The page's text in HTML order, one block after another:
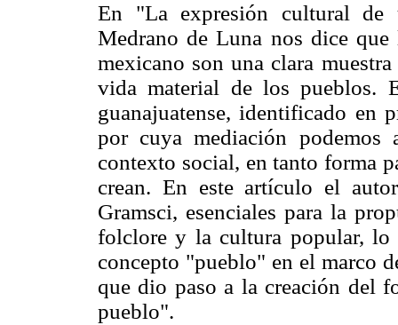
En "La expresión cultural de
Medrano de Luna nos dice que
mexicano son una clara
vida material de los pueblos.
guanajuatense, identificado en
por cuya mediación
contexto social, en tanto forma
crean. En este artículo el
Gramsci, esenciales para la
folclore y la cultura popular, lo
concepto "pueblo" en el marco
que dio paso a la creación del
pueblo".